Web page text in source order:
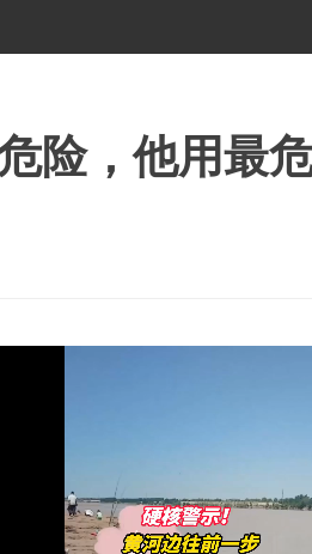
险，他用最